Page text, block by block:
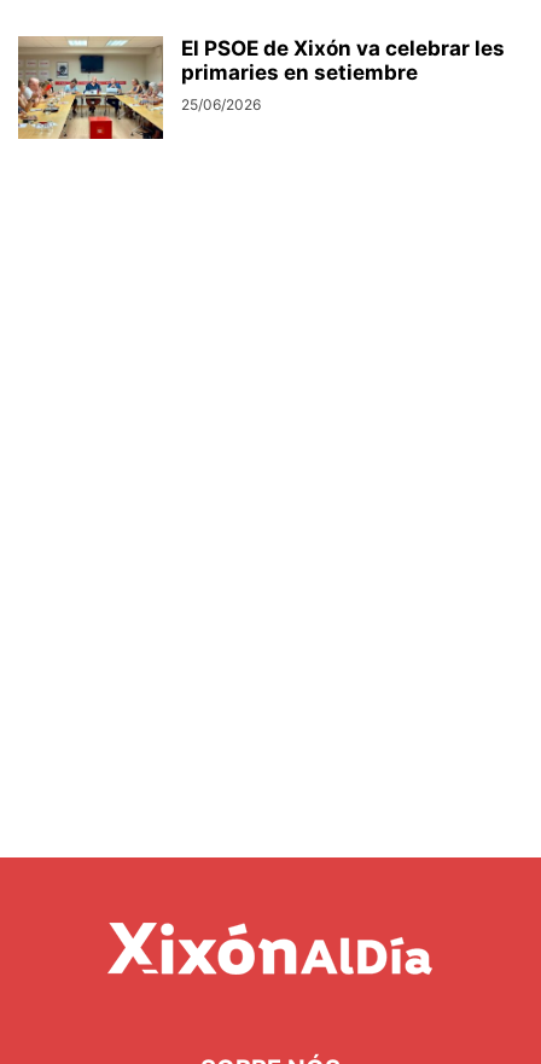
El PSOE de Xixón va celebrar les
primaries en setiembre
25/06/2026